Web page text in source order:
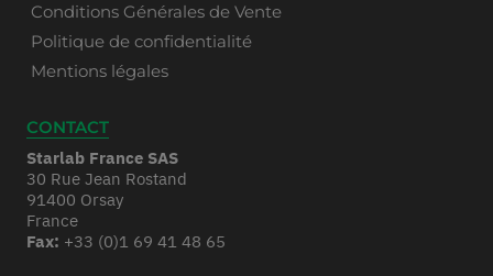
Conditions Générales de Vente
Politique de confidentialité
Mentions légales
CONTACT
Starlab France SAS
30 Rue Jean Rostand
91400 Orsay
France
Fax: +33 (0)1 69 41 48 65